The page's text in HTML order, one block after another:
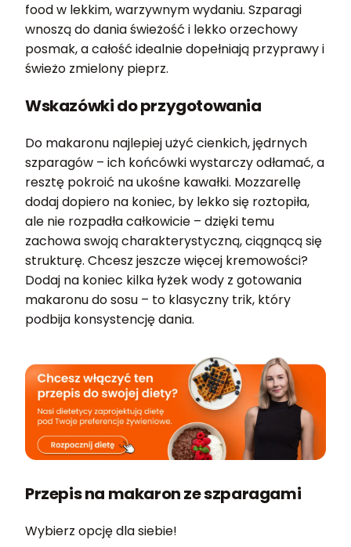
food w lekkim, warzywnym wydaniu. Szparagi
wnoszą do dania świeżość i lekko orzechowy
posmak, a całość idealnie dopełniają przyprawy i
świeżo zmielony pieprz.
Wskazówki do przygotowania
Do makaronu najlepiej użyć cienkich, jędrnych
szparagów – ich końcówki wystarczy odłamać, a
resztę pokroić na ukośne kawałki. Mozzarellę
dodaj dopiero na koniec, by lekko się roztopiła,
ale nie rozpadła całkowicie – dzięki temu
zachowa swoją charakterystyczną, ciągnącą się
strukturę. Chcesz jeszcze więcej kremowości?
Dodaj na koniec kilka łyżek wody z gotowania
makaronu do sosu – to klasyczny trik, który
podbija konsystencję dania.
Przepis na makaron ze szparagami
Wybierz opcję dla siebie!